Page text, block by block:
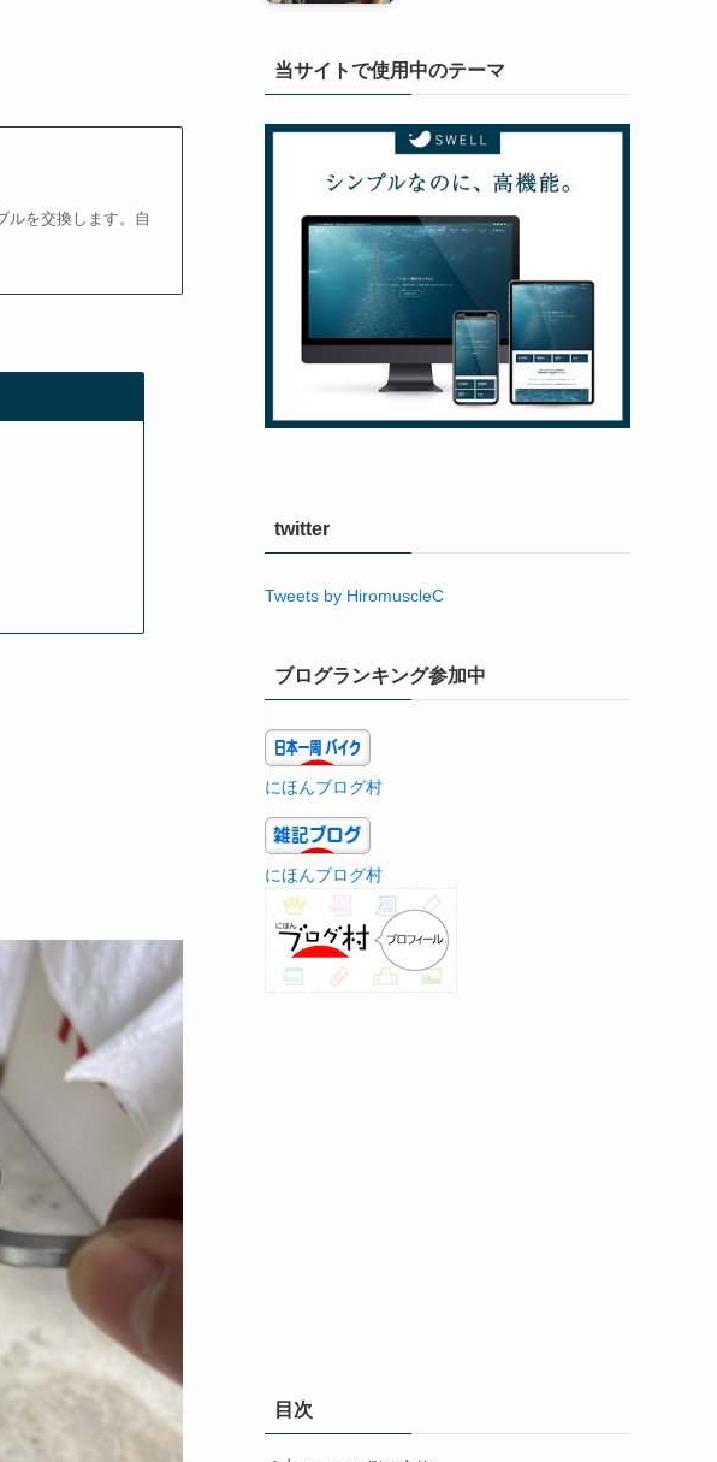
ルを交換します。自
当サイトで使用中のテーマ
twitter
Tweets by HiromuscleC
ブログランキング参加中
にほんブログ村
にほんブログ村
目次